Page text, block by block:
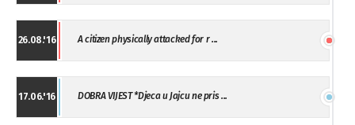
26.08.'16 A citizen physically attacked for r ...
17.06.'16 DOBRA VIJEST *Djeca u Jajcu ne pris ...